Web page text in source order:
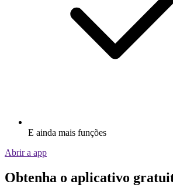
E ainda mais funções
Abrir a app
Obtenha o aplicativo